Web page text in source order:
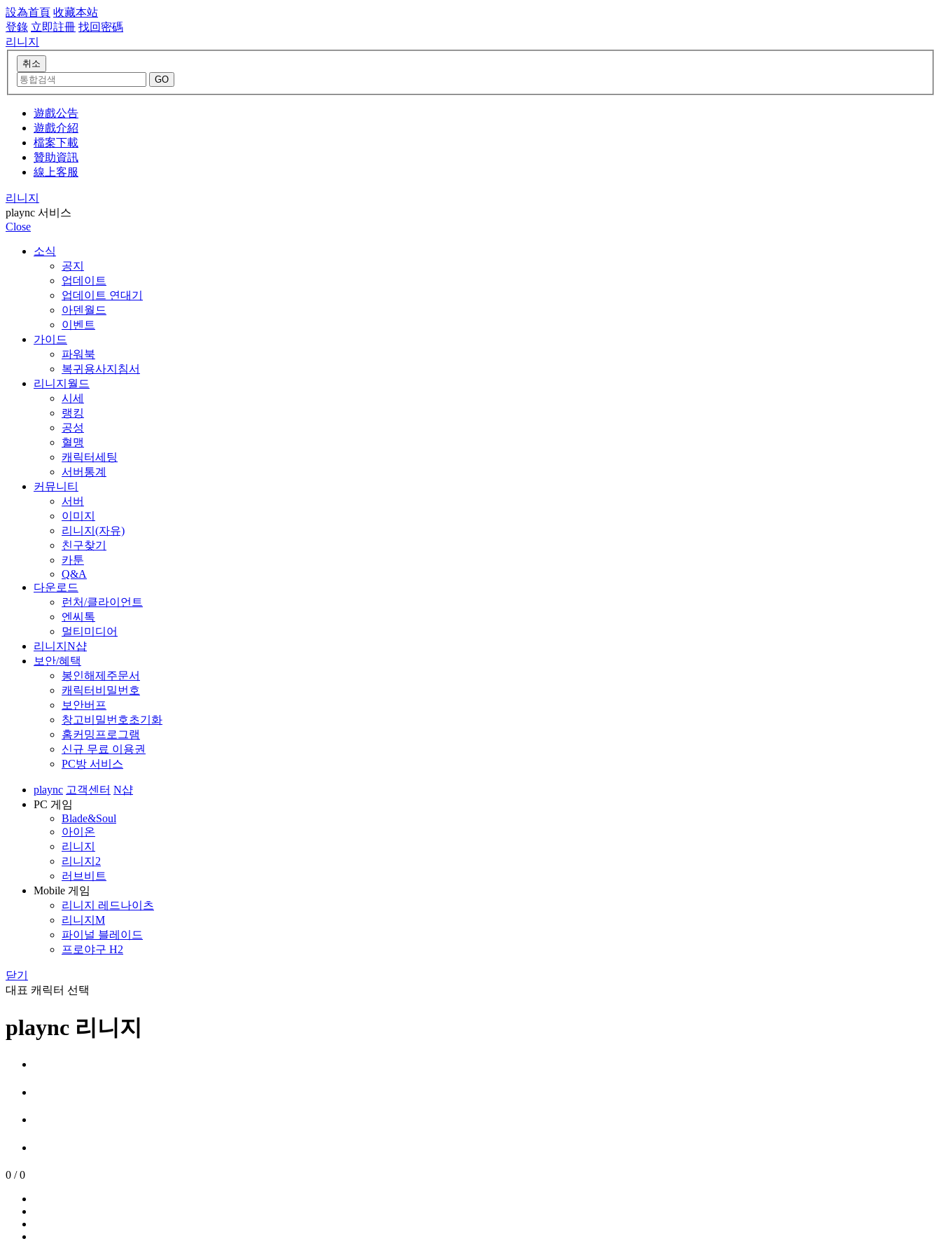
設為首頁 收藏本站
登錄 立即註冊 找回密碼
리니지
遊戲公告
遊戲介紹
檔案下載
贊助資訊
線上客服
리니지
plaync 서비스
Close
소식
공지
업데이트
업데이트 연대기
아덴월드
이벤트
가이드
파워북
복귀용사지침서
리니지월드
시세
랭킹
공성
혈맹
캐릭터세팅
서버통계
커뮤니티
서버
이미지
리니지(자유)
친구찾기
카툰
Q&A
다운로드
런처/클라이언트
엔씨톡
멀티미디어
리니지N샵
보안/혜택
봉인해제주문서
캐릭터비밀번호
보안버프
창고비밀번호초기화
홈커밍프로그램
신규 무료 이용권
PC방 서비스
plaync 고객센터 N샵
PC 게임
Blade&Soul
아이온
리니지
리니지2
러브비트
Mobile 게임
리니지 레드나이츠
리니지M
파이널 블레이드
프로야구 H2
닫기
대표 캐릭터 선택
plaync 리니지
0 / 0